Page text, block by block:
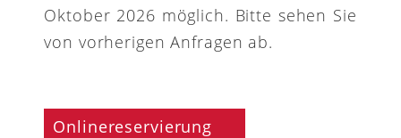
Oktober 2026 möglich. Bitte sehen Sie
von vorherigen Anfragen ab.
Onlinereservierung